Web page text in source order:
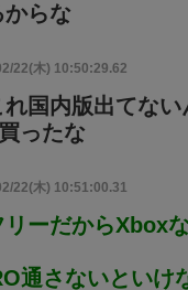
からな
22(木) 10:50:29.62
国内版出てない
ったな
22(木) 10:51:00.31
リーだからXbox
通さないといけ